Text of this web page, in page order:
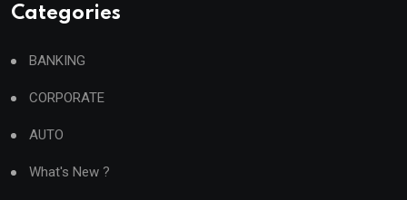
Categories
BANKING
CORPORATE
AUTO
What's New ?